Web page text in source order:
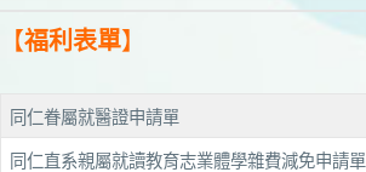
【福利表單】
同仁眷屬就醫證申請單
同仁直系親屬就讀教育志業體學雜費減免申請單